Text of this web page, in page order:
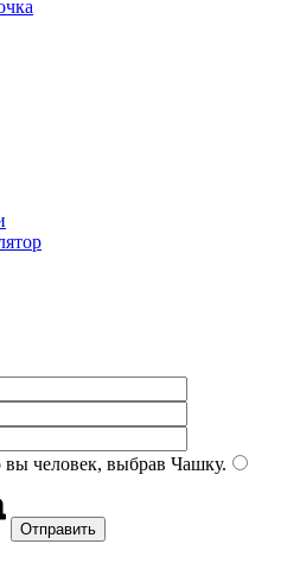
человек, выбрав Чашку.